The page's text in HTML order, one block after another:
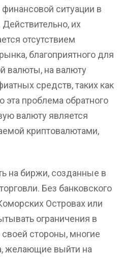
ситуации в
их
отсутствием
благоприятного для
валюты, на валюту
средств, таких как
эта проблема обратного
валюту является
криптовалютами,
на биржи, созданные в
Без банковского
Островах или
ограничения в
стороны, многие
желающие выйти на